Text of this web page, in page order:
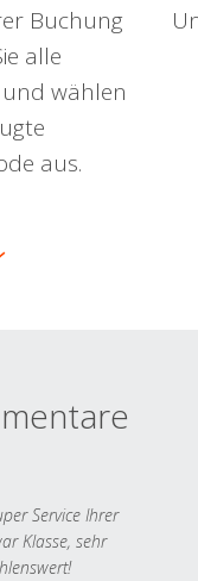
Buchung
alle
wählen
aus.
Service Ihrer
Klasse, sehr